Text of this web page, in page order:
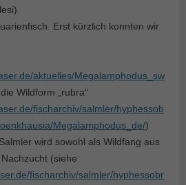
Erst kürzlich konnten wir
aktuelles/Megalamphodus_sw
Wildform „rubra“
fischarchiv/salmler/hyphessob
Megalamphodus_de/)
wird sowohl als Wildfang aus
(siehe
fischarchiv/salmler/hyphessobr